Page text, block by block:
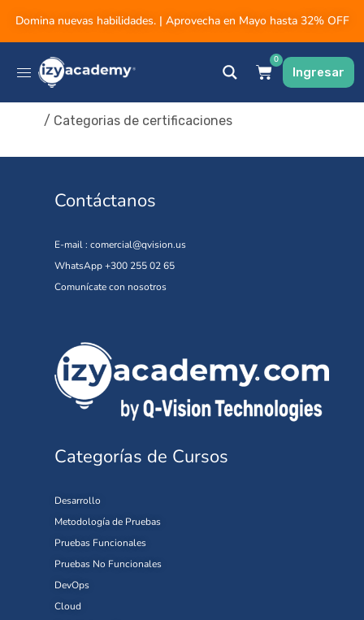
Domina nuevas habilidades. | Aprovecha en Mayo hasta 32% OFF
0
Ingresar
/ Categorias de certificaciones
Contáctanos
E-mail : comercial@qvision.us
WhatsApp +300 255 02 65
Comunícate con nosotros
Categorías de Cursos
Desarrollo
Metodología de Pruebas
Pruebas Funcionales
Pruebas No Funcionales
DevOps
Cloud